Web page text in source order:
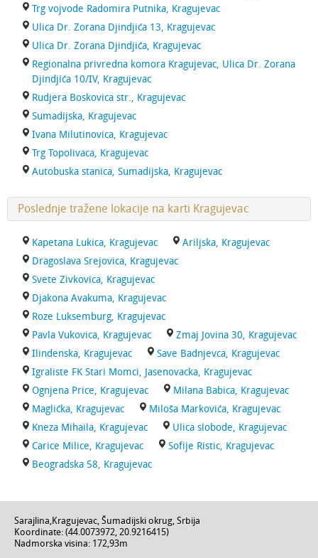
Trg vojvode Radomira Putnika, Kragujevac
Ulica Dr. Zorana Djindjića 13, Kragujevac
Ulica Dr. Zorana Djindjića, Kragujevac
Regionalna privredna komora Kragujevac, Ulica Dr. Zorana
Djindjića 10/IV, Kragujevac
Rudjera Boskovica str., Kragujevac
Sumadijska, Kragujevac
Ivana Milutinovica, Kragujevac
Trg Topolivaca, Kragujevac
Autobuska stanica, Sumadijska, Kragujevac
Poslednje tražene lokacije na karti Kragujevac
Kapetana Lukica, Kragujevac
Ariljska, Kragujevac
Dragoslava Srejovica, Kragujevac
Svete Zivkovica, Kragujevac
Djakona Avakuma, Kragujevac
Roze Luksemburg, Kragujevac
Pavla Vukovica, Kragujevac
Zmaj Jovina 30, Kragujevac
Ilindenska, Kragujevac
Save Badnjevca, Kragujevac
Igraliste FK Stari Momci, Jasenovacka, Kragujevac
Ognjena Price, Kragujevac
Milana Babica, Kragujevac
Maglićka, Kragujevac
Miloša Markovića, Kragujevac
Kneza Mihaila, Kragujevac
Ulica slobode, Kragujevac
Carice Milice, Kragujevac
Sofije Ristic, Kragujevac
Beogradska 58, Kragujevac
Sarajlina,Kragujevac, Šumadijski okrug, Srbija
Koordinate: (44.0073972, 20.9216415)
Nadmorska visina: 172,93m